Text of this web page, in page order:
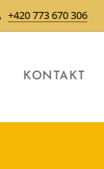
+420 773 670 306
KONTAKT